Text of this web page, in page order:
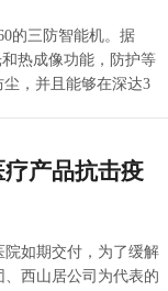
的三防智能机。据
热成像功能，防护等
，并且能够在深达3
2021-02-23 06:20:21
产品抗击疫
院如期交付，为了缓解
西山居公司为代表的